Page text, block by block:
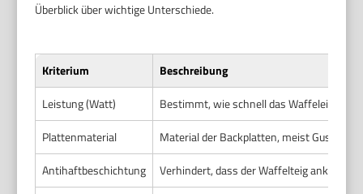
Überblick über wichtige Unterschiede.
Kriterium
Beschreibung
Leistung (Watt)
Bestimmt, wie schnell das Waffeleisen
Plattenmaterial
Material der Backplatten, meist
Antihaftbeschichtung
Verhindert, dass der Waffelteig anklebt,